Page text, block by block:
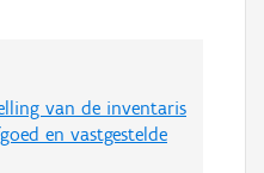
van de inventaris
en vastgestelde